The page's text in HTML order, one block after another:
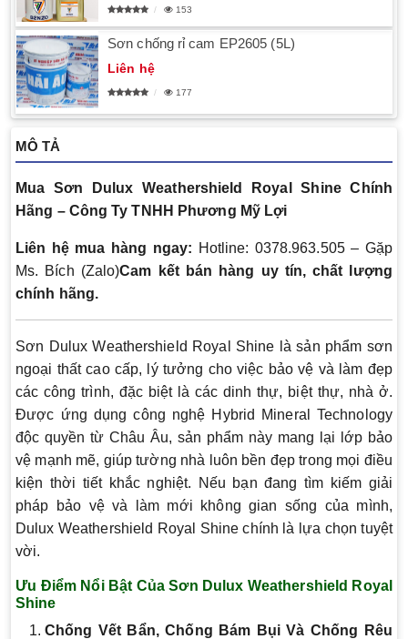
153
Sơn chống rỉ cam EP2605 (5L)
Liên hệ
177
MÔ TẢ
Mua Sơn Dulux Weathershield Royal Shine Chính
Hãng – Công Ty TNHH Phương Mỹ Lợi
Liên hệ mua hàng ngay: Hotline: 0378.963.505 – Gặp
Ms. Bích (Zalo)Cam kết bán hàng uy tín, chất lượng
chính hãng.
Sơn Dulux Weathershield Royal Shine là sản phẩm sơn
ngoại thất cao cấp, lý tưởng cho việc bảo vệ và làm đẹp
các công trình, đặc biệt là các dinh thự, biệt thự, nhà ở.
Được ứng dụng công nghệ Hybrid Mineral Technology
độc quyền từ Châu Âu, sản phẩm này mang lại lớp bảo
vệ mạnh mẽ, giúp tường nhà luôn bền đẹp trong mọi điều
kiện thời tiết khắc nghiệt. Nếu bạn đang tìm kiếm giải
pháp bảo vệ và làm mới không gian sống của mình,
Dulux Weathershield Royal Shine chính là lựa chọn tuyệt
vời.
Ưu Điểm Nổi Bật Của Sơn Dulux Weathershield Royal
Shine
Chống Vết Bẩn, Chống Bám Bụi Và Chống Rêu